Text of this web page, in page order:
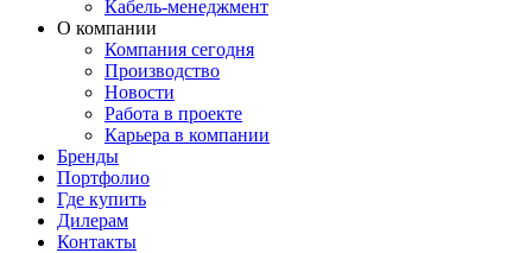
Кабель-менеджмент
О компании
Компания сегодня
Производство
Новости
Работа в проекте
Карьера в компании
Бренды
Портфолио
Где купить
Дилерам
Контакты